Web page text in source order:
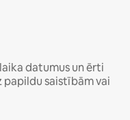
datumus un ērti
saistībām vai